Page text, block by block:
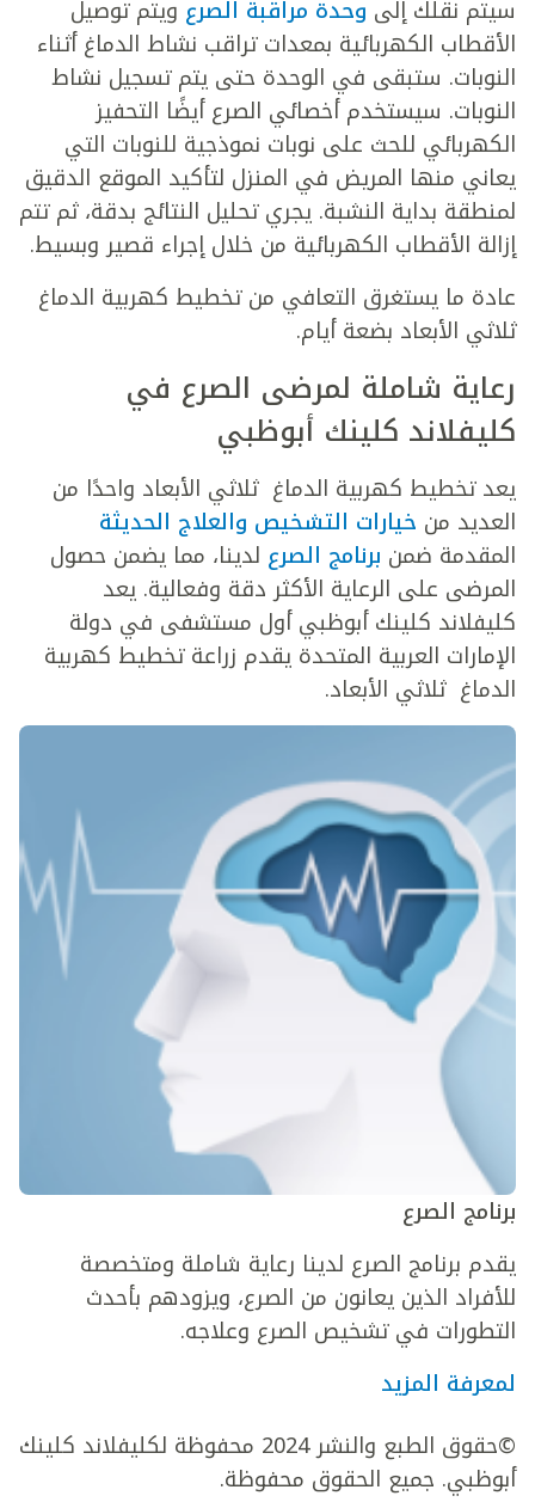
سيتم نقلك إلى وحدة مراقبة الصرع ويتم توصيل
الأقطاب الكهربائية بمعدات تراقب نشاط الدماغ أثناء
النوبات. ستبقى في الوحدة حتى يتم تسجيل نشاط
النوبات. سيستخدم أخصائي الصرع أيضًا التحفيز
الكهربائي للحث على نوبات نموذجية للنوبات التي
يعاني منها المريض في المنزل لتأكيد الموقع الدقيق
لمنطقة بداية النشبة. يجري تحليل النتائج بدقة، ثم تتم
إزالة الأقطاب الكهربائية من خلال إجراء قصير وبسيط.
عادة ما يستغرق التعافي منتخطيط كهربية الدماغ
ثلاثي الأبعاد بضعة أيام.
رعاية شاملة لمرضى الصرع في
كليفلاند كلينك أبوظبي
يعدتخطيط كهربية الدماغ ثلاثي الأبعاد واحدًا من
العديد من خيارات التشخيص والعلاج الحديثة
المقدمة ضمن برنامج الصرع لدينا، مما يضمن حصول
المرضى على الرعاية الأكثر دقة وفعالية. يعد
كليفلاند كلينك أبوظبي أول مستشفى في دولة
الإمارات العربية المتحدة يقدم زراعةتخطيط كهربية
الدماغ ثلاثي الأبعاد.
برنامج الصرع
يقدم برنامج الصرع لدينا رعاية شاملة ومتخصصة
للأفراد الذين يعانون من الصرع، ويزودهم بأحدث
التطورات في تشخيص الصرع وعلاجه.
لمعرفة المزيد
©حقوق الطبع والنشر 2024 محفوظة لكليفلاند كلينك
أبوظبي. جميع الحقوق محفوظة.